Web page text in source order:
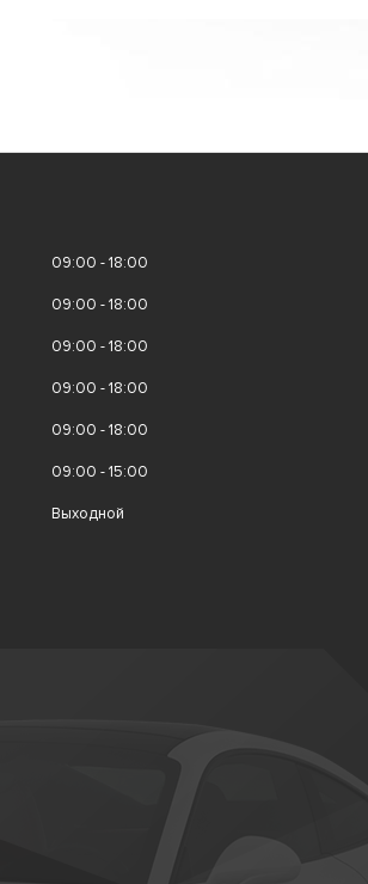
09:00 - 18:00
09:00 - 18:00
09:00 - 18:00
09:00 - 18:00
09:00 - 18:00
09:00 - 15:00
Выходной